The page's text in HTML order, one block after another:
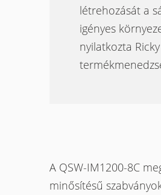
létrehozását a
igényes
nyilatkozta
A QSW-IM1200-8C
minősítésű